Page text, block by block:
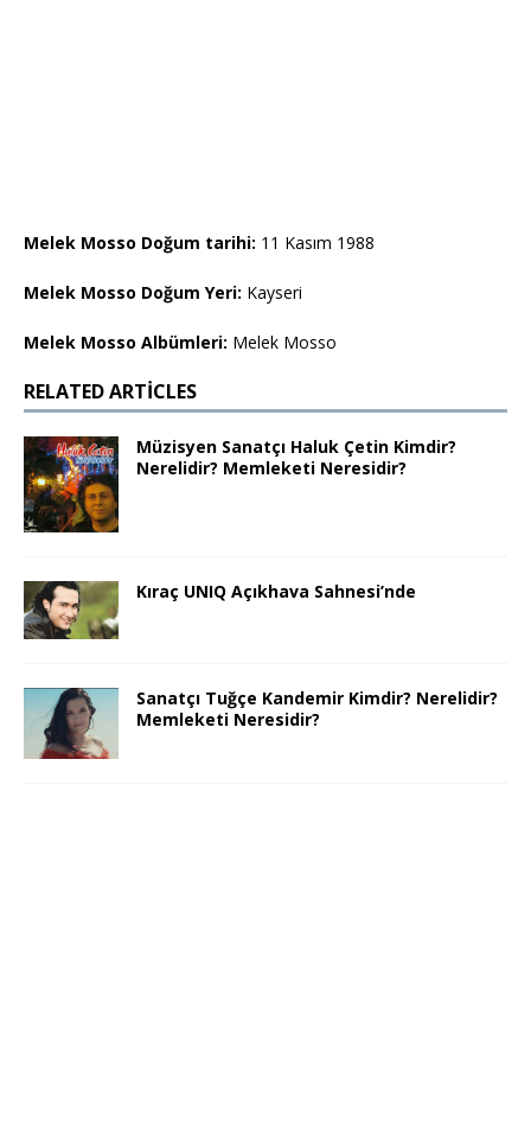
Melek Mosso Doğum tarihi: 11 Kasım 1988
Melek Mosso Doğum Yeri: Kayseri
Melek Mosso Albümleri: Melek Mosso
RELATED ARTICLES
Müzisyen Sanatçı Haluk Çetin Kimdir?
Nerelidir? Memleketi Neresidir?
Kıraç UNIQ Açıkhava Sahnesi’nde
Sanatçı Tuğçe Kandemir Kimdir? Nerelidir?
Memleketi Neresidir?